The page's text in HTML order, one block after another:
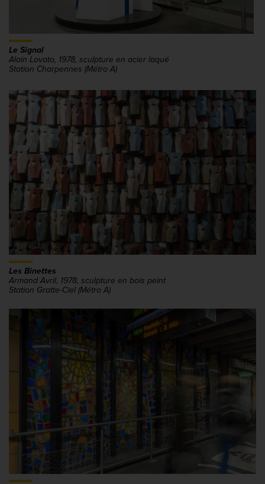
Le Signal
Alain Lovato, 1978, sculpture en acier laqué
Station Charpennes (Métro A)
Les Binettes
Armand Avril, 1978, sculpture en bois peint
Station Gratte-Ciel (Métro A)